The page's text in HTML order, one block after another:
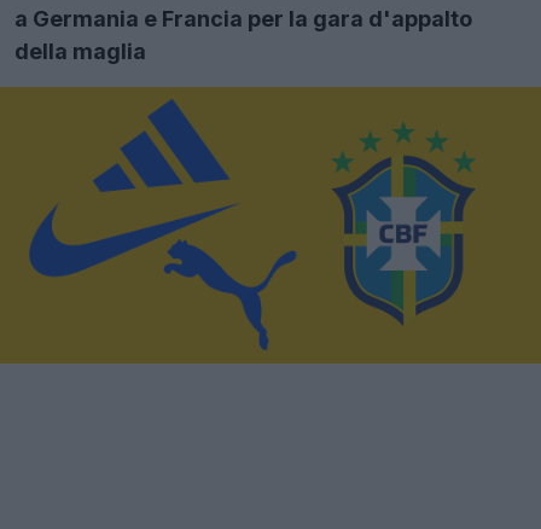
a Germania e Francia per la gara d'appalto
della maglia